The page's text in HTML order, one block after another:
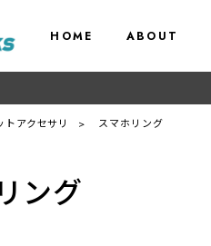
HOME ABOUT
トアクセサリ スマホリング
ング